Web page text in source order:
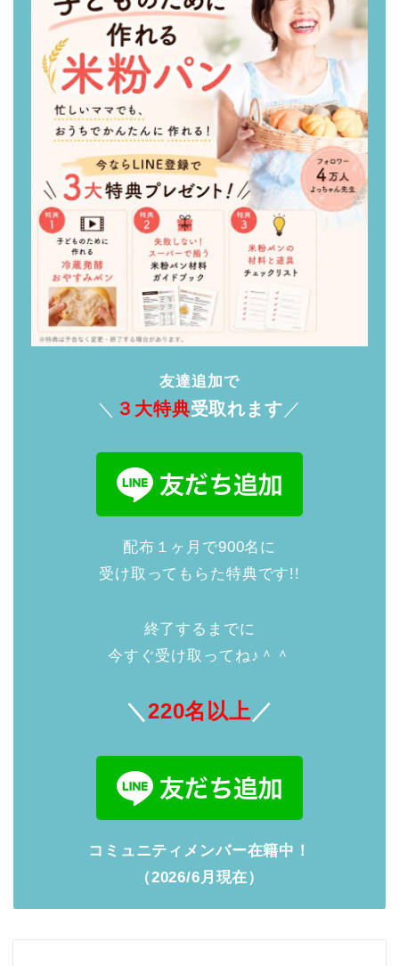
友達追加で
＼ ３大特典受取れます ／
配布１ヶ月で900名に
受け取ってもらた特典です!!
終了するまでに
今すぐ受け取ってね♪＾＾
＼ 220名以上／
コミュニティメンバー在籍中！
（2026/6月現在）